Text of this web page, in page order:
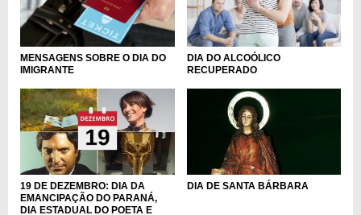
MENSAGENS SOBRE O DIA DO
IMIGRANTE
DIA DO ALCOÓLICO
RECUPERADO
19 DE DEZEMBRO: DIA DA
EMANCIPAÇÃO DO PARANÁ,
DIA ESTADUAL DO POETA E
DIA DE SANTA BÁRBARA